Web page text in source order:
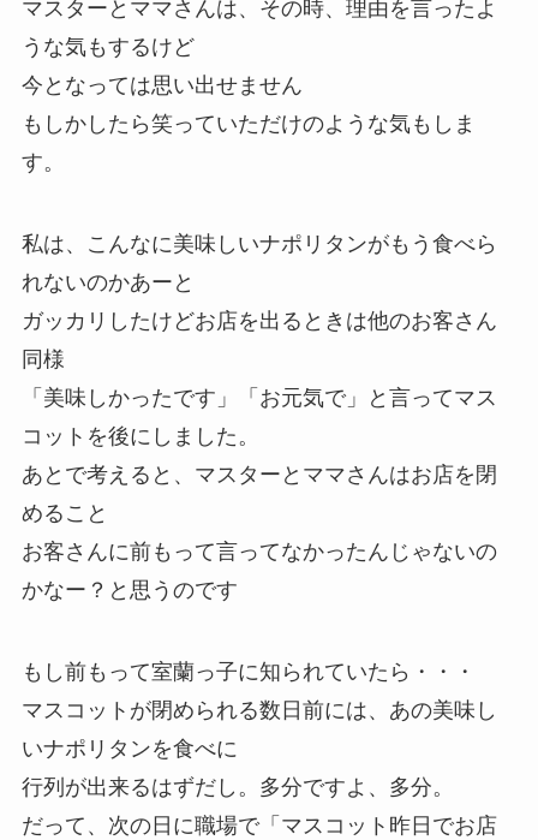
マスターとママさんは、その時、理由を言ったよ
うな気もするけど
今となっては思い出せません
もしかしたら笑っていただけのような気もしま
す。
私は、こんなに美味しいナポリタンがもう食べら
れないのかあーと
ガッカリしたけどお店を出るときは他のお客さん
同様
「美味しかったです」「お元気で」と言ってマス
コットを後にしました。
あとで考えると、マスターとママさんはお店を閉
めること
お客さんに前もって言ってなかったんじゃないの
かなー？と思うのです
もし前もって室蘭っ子に知られていたら・・・
マスコットが閉められる数日前には、あの美味し
いナポリタンを食べに
行列が出来るはずだし。多分ですよ、多分。
だって、次の日に職場で「マスコット昨日でお店